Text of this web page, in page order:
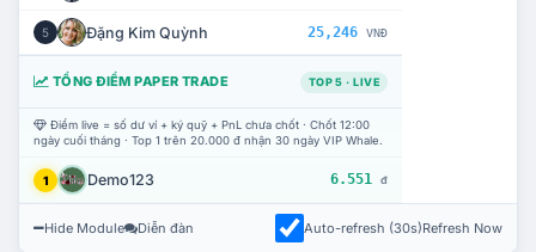
5 Đặng Kim Quỳnh 25,246 VNĐ
TỔNG ĐIỂM PAPER TRADE TOP 5 · LIVE
Điểm live = số dư ví + ký quỹ + PnL chưa chốt · Chốt 12:00
ngày cuối tháng · Top 1 trên 20.000 đ nhận 30 ngày VIP Whale.
1 Demo123 6.551 đ
Hide Module Diễn đàn Auto-refresh (30s)Refresh Now